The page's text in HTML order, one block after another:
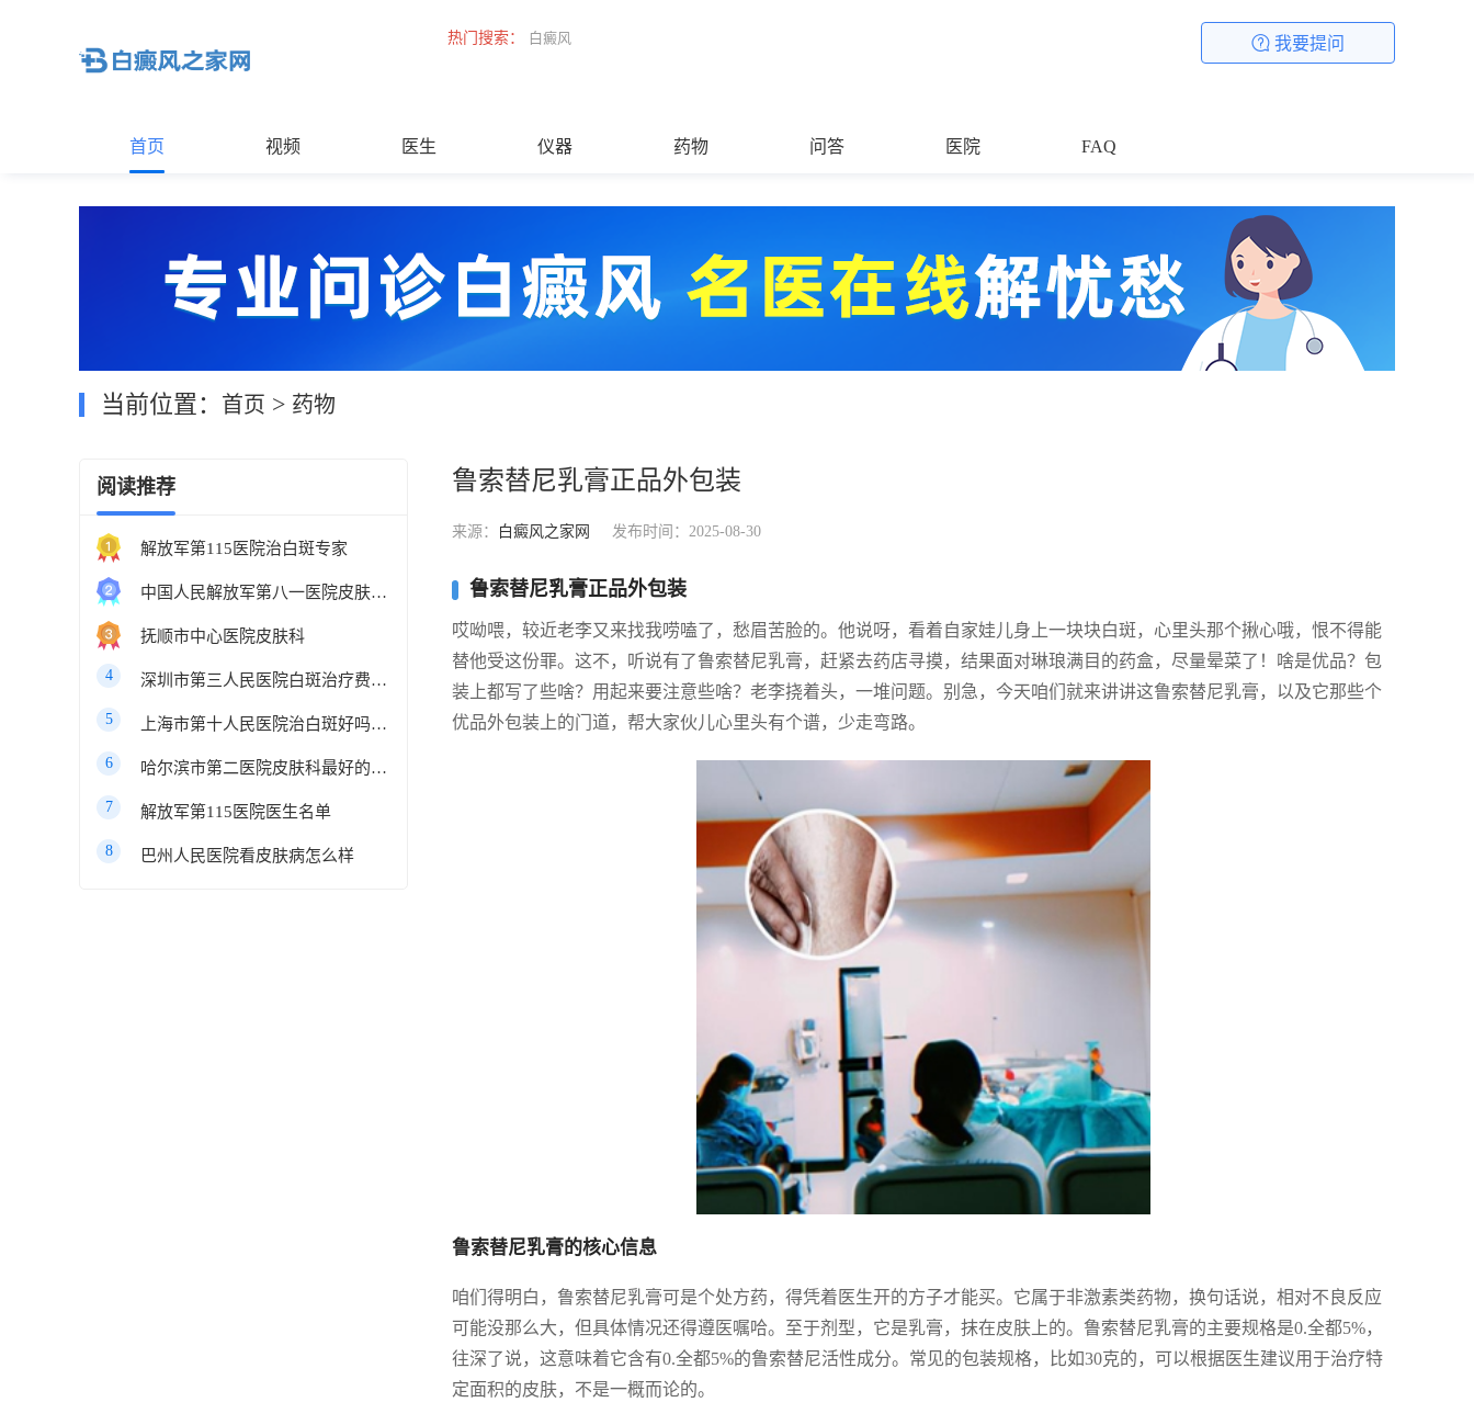
热门搜索： 白癜风 我要提问
首页 视频 医生 仪器 药物 问答 医院 FAQ
当前位置： 首页 > 药物
阅读推荐
解放军第115医院治白斑专家
中国人民解放军第八一医院皮肤科最好的医生
抚顺市中心医院皮肤科
4 深圳市第三人民医院白斑治疗费用多少
5 上海市第十人民医院治白斑好吗知乎
6 哈尔滨市第二医院皮肤科最好的医生
7 解放军第115医院医生名单
8 巴州人民医院看皮肤病怎么样
鲁索替尼乳膏正品外包装
来源： 白癜风之家网 发布时间：2025-08-30
鲁索替尼乳膏正品外包装
哎呦喂，较近老李又来找我唠嗑了，愁眉苦脸的。他说呀，看着自家娃儿身上一块块白斑，心里头那个揪心哦，恨不得能
替他受这份罪。这不，听说有了鲁索替尼乳膏，赶紧去药店寻摸，结果面对琳琅满目的药盒，尽量晕菜了！啥是优品？包
装上都写了些啥？用起来要注意些啥？老李挠着头，一堆问题。别急，今天咱们就来讲讲这鲁索替尼乳膏，以及它那些个
优品外包装上的门道，帮大家伙儿心里头有个谱，少走弯路。
鲁索替尼乳膏的核心信息
咱们得明白，鲁索替尼乳膏可是个处方药，得凭着医生开的方子才能买。它属于非激素类药物，换句话说，相对不良反应
可能没那么大，但具体情况还得遵医嘱哈。至于剂型，它是乳膏，抹在皮肤上的。鲁索替尼乳膏的主要规格是0.全都5%，
往深了说，这意味着它含有0.全都5%的鲁索替尼活性成分。常见的包装规格，比如30克的，可以根据医生建议用于治疗特
定面积的皮肤，不是一概而论的。